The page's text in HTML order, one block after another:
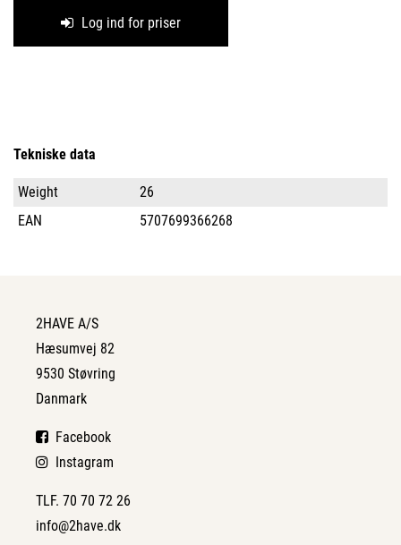
Log ind for priser
Tekniske data
Weight
26
EAN
5707699366268
2HAVE A/S
Hæsumvej 82
9530 Støvring
Danmark
Facebook
Instagram
TLF. 70 70 72 26
info@2have.dk